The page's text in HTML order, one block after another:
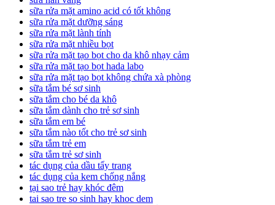
sữa rửa mặt amino acid có tốt không
sữa rửa mặt dưỡng sáng
sữa rửa mặt lành tính
sữa rửa mặt nhiều bọt
sữa rửa mặt tạo bọt cho da khô nhạy cảm
sữa rửa mặt tạo bọt hada labo
sữa rửa mặt tạo bọt không chứa xà phòng
sữa tắm bé sơ sinh
sữa tắm cho bé da khô
sữa tắm dành cho trẻ sơ sinh
sữa tắm em bé
sữa tắm nào tốt cho trẻ sơ sinh
sữa tắm trẻ em
sữa tắm trẻ sơ sinh
tác dụng của dầu tẩy trang
tác dụng của kem chống nắng
tại sao trẻ hay khóc đêm
tai sao tre so sinh hay khoc dem